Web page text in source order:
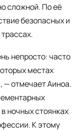
сложной. По её
безопасных и
непросто: часто
местах
— отмечает Аиноа.
ночных стоянках
К этому